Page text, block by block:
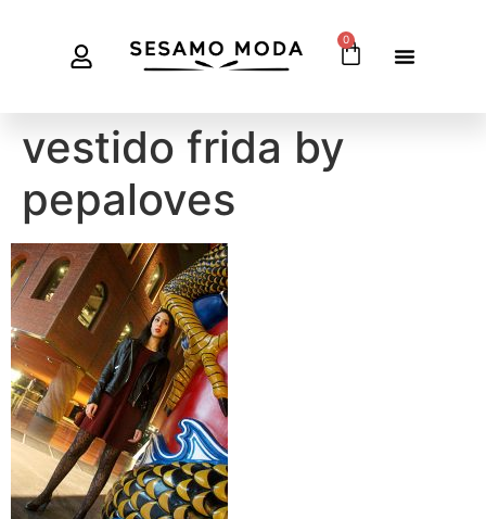
0
vestido frida by
pepaloves